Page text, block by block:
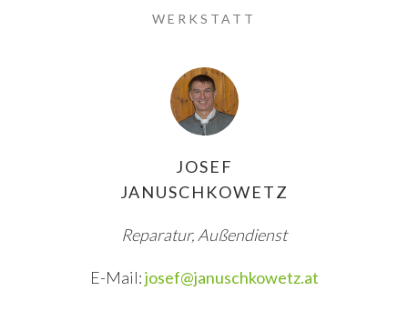
WERKSTATT
JOSEF
JANUSCHKOWETZ
Reparatur, Außendienst
E-Mail:josef@januschkowetz.at